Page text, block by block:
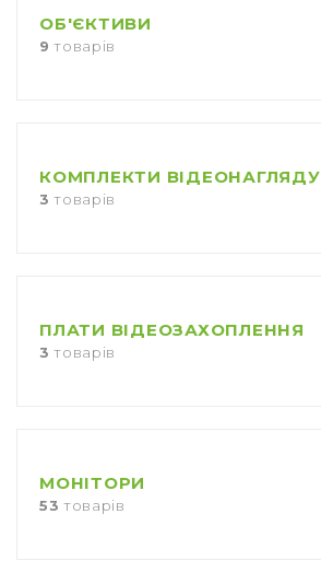
ОБ'ЄКТИВИ
9 товарів
КОМПЛЕКТИ ВІДЕОНАГЛЯДУ
3 товарів
ПЛАТИ ВІДЕОЗАХОПЛЕННЯ
3 товарів
МОНІТОРИ
53 товарів